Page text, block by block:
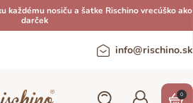
každému nosiču a šatke Rischino vrecúško ako
darček
info@rischino.sk
0